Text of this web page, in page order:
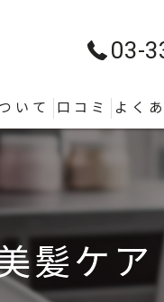
03-
いて 口コミ よく
髪ケア